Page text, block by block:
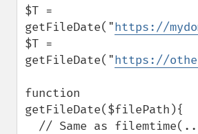
$T =
getFileDate("https://
$T =
getFileDate("https://
function
getFileDate($filePath){